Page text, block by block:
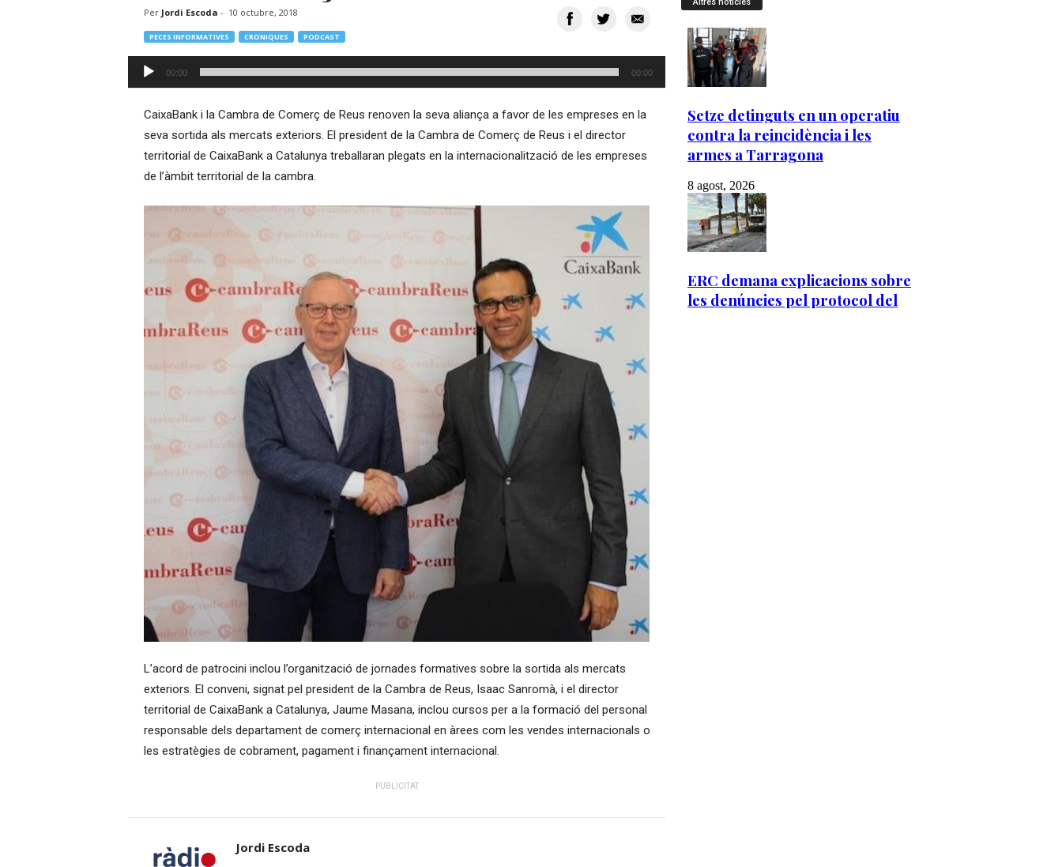
Per Jordi Escoda - 10 octubre, 2018
PECES INFORMATIVES CRONIQUES PODCAST
Reproductor
d'àudio
00:00 00:00
CaixaBank i la Cambra de Comerç de Reus renoven la seva aliança a favor de les empreses en la
seva sortida als mercats exteriors. El president de la Cambra de Comerç de Reus i el director
territorial de CaixaBank a Catalunya treballaran plegats en la internacionalització de les empreses
de l’àmbit territorial de la cambra.
L’acord de patrocini inclou l’organització de jornades formatives sobre la sortida als mercats
exteriors. El conveni, signat pel president de la Cambra de Reus, Isaac Sanromà, i el director
territorial de CaixaBank a Catalunya, Jaume Masana, inclou cursos per a la formació del personal
responsable dels departament de comerç internacional en àrees com les vendes internacionals o
les estratègies de cobrament, pagament i finançament internacional.
PUBLICITAT
Jordi Escoda